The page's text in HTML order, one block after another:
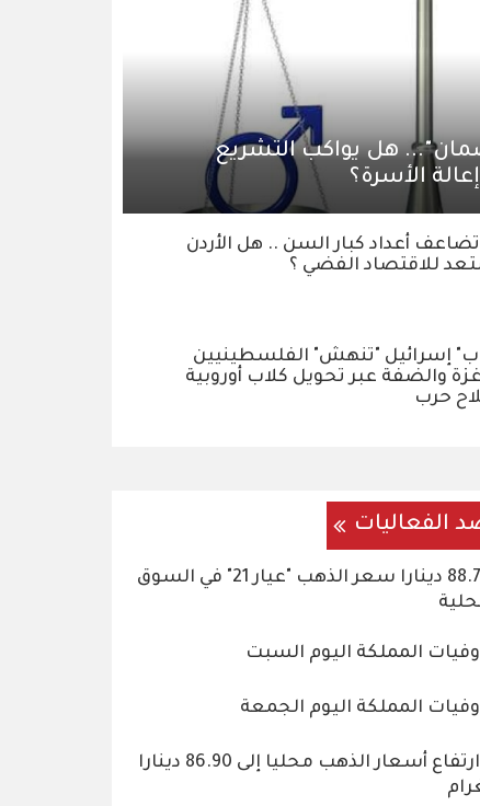
هل يواكب التشريع
الأسرة؟
أعداد كبار السن .. هل الأردن
للاقتصاد الفضي ؟
إسرائيل "تنهش" الفلسطينيين
والضفة عبر تحويل كلاب أوروبية
حرب
الفعاليات
88.7 دينارا سعر الذهب "عيار 21" في السوق
وفيات المملكة اليوم السبت
وفيات المملكة اليوم الجمعة
ارتفاع أسعار الذهب محليا إلى 86.90 دينارا